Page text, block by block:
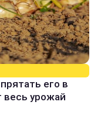
его в
весь урожай